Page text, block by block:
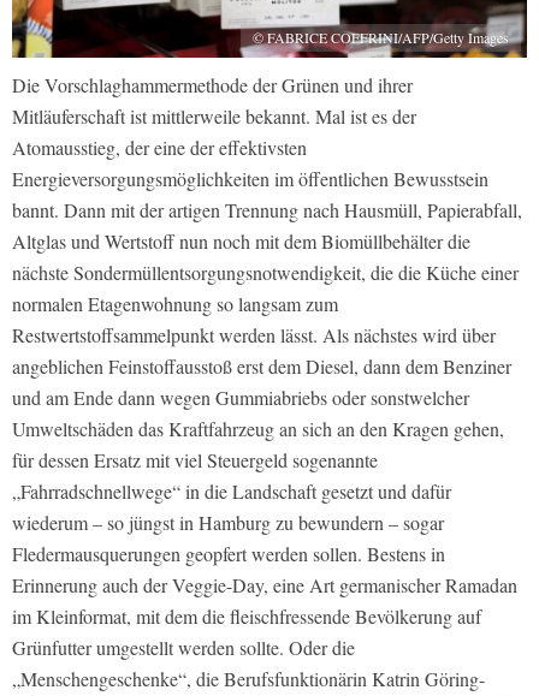
© FABRICE COFFRINI/AFP/Getty Images
Die Vorschlaghammermethode der Grünen und ihrer
Mitläuferschaft ist mittlerweile bekannt. Mal ist es der
Atomausstieg, der eine der effektivsten
Energieversorgungsmöglichkeiten im öffentlichen Bewusstsein
bannt. Dann mit der artigen Trennung nach Hausmüll, Papierabfall,
Altglas und Wertstoff nun noch mit dem Biomüllbehälter die
nächste Sondermüllentsorgungsnotwendigkeit, die die Küche einer
normalen Etagenwohnung so langsam zum
Restwertstoffsammelpunkt werden lässt. Als nächstes wird über
angeblichen Feinstoffausstoß erst dem Diesel, dann dem Benziner
und am Ende dann wegen Gummiabriebs oder sonstwelcher
Umweltschäden das Kraftfahrzeug an sich an den Kragen gehen,
für dessen Ersatz mit viel Steuergeld sogenannte
„Fahrradschnellwege“ in die Landschaft gesetzt und dafür
wiederum – so jüngst in Hamburg zu bewundern – sogar
Fledermausquerungen geopfert werden sollen. Bestens in
Erinnerung auch der Veggie-Day, eine Art germanischer Ramadan
im Kleinformat, mit dem die fleischfressende Bevölkerung auf
Grünfutter umgestellt werden sollte. Oder die
„Menschengeschenke“, die Berufsfunktionärin Katrin Göring-